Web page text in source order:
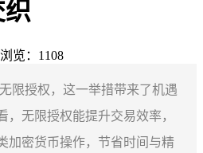
浏览：1108
限授权，这一举措带来了机遇
，无限授权能提升交易效率，
加密货币操作，节省时间与精